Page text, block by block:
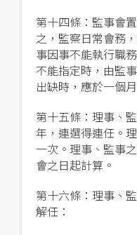
第十四條：監事會
之，監察日常會務
事因事不能執行職
不能指定時，由監
出缺時，應於一個
第十五條：理事、
年，連選得連任。
一次。理事、監事
會之日起計算。
第十六條：理事、
解任：